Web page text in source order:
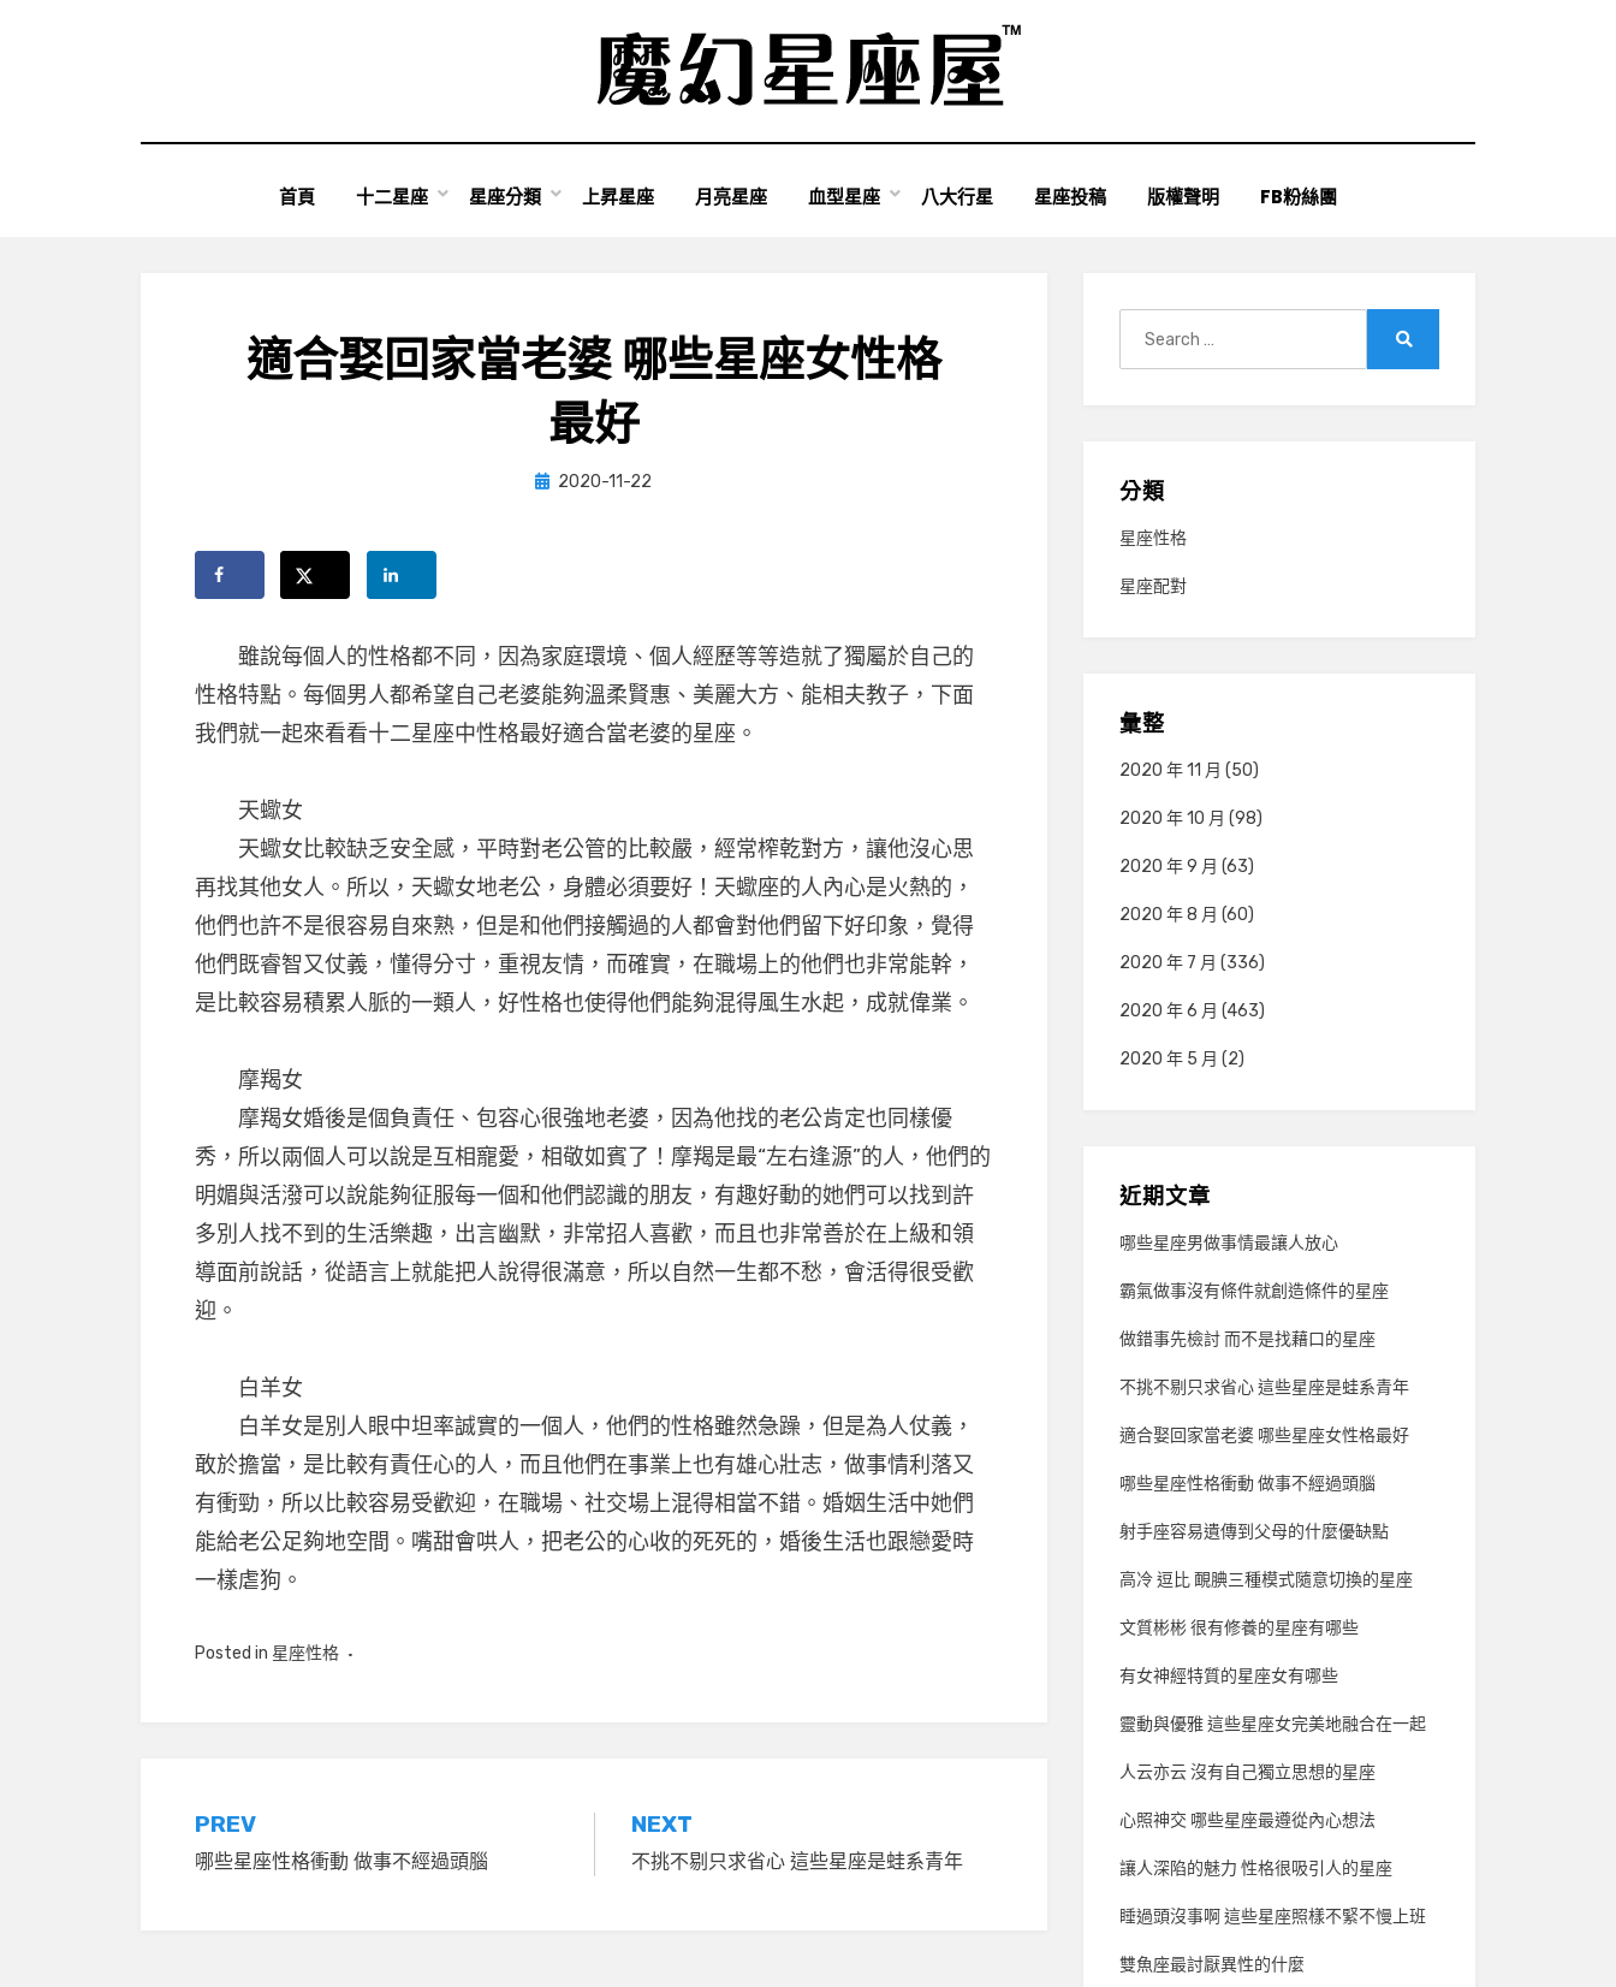
首頁 十二星座 星座分類 上昇星座 月亮星座 血型星座 八大行星 星座投稿 版權聲明 FB粉絲團
適合娶回家當老婆 哪些星座女性格
最好
by小編
Posted
2020-11-22
雖說每個人的性格都不同，因為家庭環境、個人經歷等等造就了獨屬於自己的
性格特點。每個男人都希望自己老婆能夠溫柔賢惠、美麗大方、能相夫教子，下面
我們就一起來看看十二星座中性格最好適合當老婆的星座。
天蠍女
天蠍女比較缺乏安全感，平時對老公管的比較嚴，經常榨乾對方，讓他沒心思
再找其他女人。所以，天蠍女地老公，身體必須要好！天蠍座的人內心是火熱的，
他們也許不是很容易自來熟，但是和他們接觸過的人都會對他們留下好印象，覺得
他們既睿智又仗義，懂得分寸，重視友情，而確實，在職場上的他們也非常能幹，
是比較容易積累人脈的一類人，好性格也使得他們能夠混得風生水起，成就偉業。
摩羯女
摩羯女婚後是個負責任、包容心很強地老婆，因為他找的老公肯定也同樣優
秀，所以兩個人可以說是互相寵愛，相敬如賓了！摩羯是最“左右逢源”的人，他們的
明媚與活潑可以說能夠征服每一個和他們認識的朋友，有趣好動的她們可以找到許
多別人找不到的生活樂趣，出言幽默，非常招人喜歡，而且也非常善於在上級和領
導面前說話，從語言上就能把人說得很滿意，所以自然一生都不愁，會活得很受歡
迎。
白羊女
白羊女是別人眼中坦率誠實的一個人，他們的性格雖然急躁，但是為人仗義，
敢於擔當，是比較有責任心的人，而且他們在事業上也有雄心壯志，做事情利落又
有衝勁，所以比較容易受歡迎，在職場、社交場上混得相當不錯。婚姻生活中她們
能給老公足夠地空間。嘴甜會哄人，把老公的心收的死死的，婚後生活也跟戀愛時
一樣虐狗。
Posted in 星座性格
文
章
PREV
哪些星座性格衝動 做事不經過頭腦
NEXT
不挑不剔只求省心 這些星座是蛙系青年
分類
星座性格
星座配對
彙整
2020 年 11 月 (50)
2020 年 10 月 (98)
2020 年 9 月 (63)
2020 年 8 月 (60)
2020 年 7 月 (336)
2020 年 6 月 (463)
2020 年 5 月 (2)
近期文章
哪些星座男做事情最讓人放心
霸氣做事沒有條件就創造條件的星座
做錯事先檢討 而不是找藉口的星座
不挑不剔只求省心 這些星座是蛙系青年
適合娶回家當老婆 哪些星座女性格最好
哪些星座性格衝動 做事不經過頭腦
射手座容易遺傳到父母的什麼優缺點
高冷 逗比 靦腆三種模式隨意切換的星座
文質彬彬 很有修養的星座有哪些
有女神經特質的星座女有哪些
靈動與優雅 這些星座女完美地融合在一起
人云亦云 沒有自己獨立思想的星座
心照神交 哪些星座最遵從內心想法
讓人深陷的魅力 性格很吸引人的星座
睡過頭沒事啊 這些星座照樣不緊不慢上班
雙魚座最討厭異性的什麼